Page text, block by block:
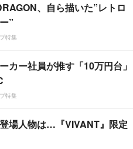
、自ら描いた”レトロ
”
特集
カー社員が推す「10万円台」
特集
場人物は…『VIVANT』限定